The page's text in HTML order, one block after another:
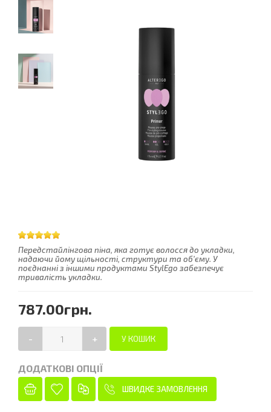
Передстайлінгова піна, яка готує волосся до укладки,
надаючи йому щільності, структури та об’єму. У
поєднанні з іншими продуктами StylEgo забезпечує
тривалість укладки.
787.00грн.
- +
ДОДАТКОВІ ОПЦІЇ
ШВИДКЕ ЗАМОВЛЕННЯ